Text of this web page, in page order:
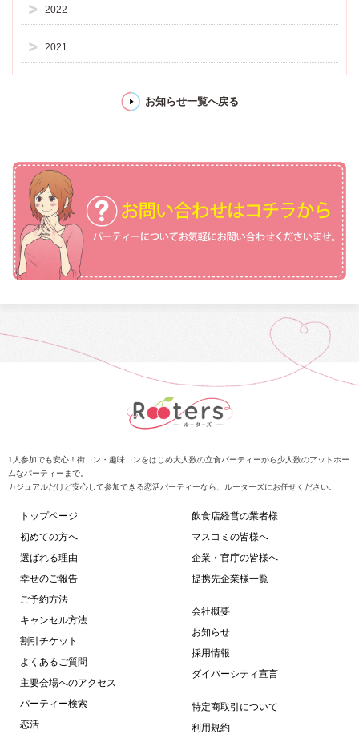
2022
2021
お知らせ一覧へ戻る
1人参加でも安心！街コン・趣味コンをはじめ大人数の立食パーティーから少人数のアットホー
ムなパーティーまで。
カジュアルだけど安心して参加できる恋活パーティーなら、ルーターズにお任せください。
トップページ
初めての方へ
選ばれる理由
幸せのご報告
ご予約方法
キャンセル方法
割引チケット
よくあるご質問
主要会場へのアクセス
パーティー検索
恋活
飲食店経営の業者様
マスコミの皆様へ
企業・官庁の皆様へ
提携先企業様一覧
会社概要
お知らせ
採用情報
ダイバーシティ宣言
特定商取引について
利用規約